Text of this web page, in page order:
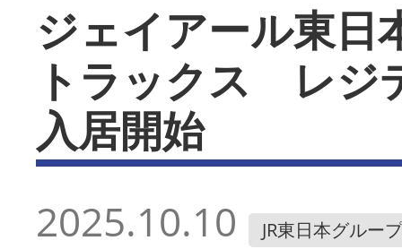
ジェイアール東
トラックス レジ
入居開始
2025.10.10 JR東日本グループ